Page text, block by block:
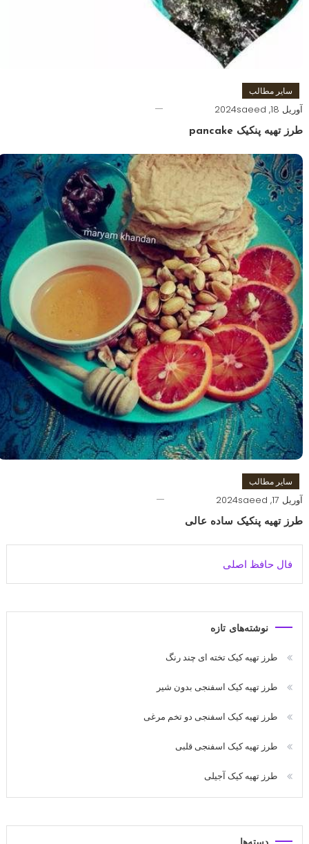
سایر مطالب
آوریل 18, 2024 saeed
طرز تهیه پنکیک pancake
سایر مطالب
آوریل 17, 2024 saeed
طرز تهیه پنکیک ساده عالی
فال حافظ اصلی
نوشته‌های تازه
طرز تهیه کیک تخته ای چند رنگ
طرز تهیه کیک اسفنجی بدون شیر
طرز تهیه کیک اسفنجی دو تخم مرغی
طرز تهیه کیک اسفنجی قلبی
طرز تهیه کیک آجیلی